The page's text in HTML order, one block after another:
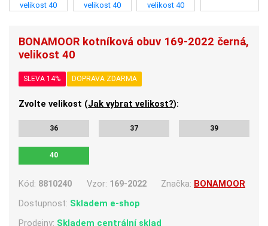
BONAMOOR kotníková obuv 169-2022 černá,
velikost 40
SLEVA 14% DOPRAVA ZDARMA
Zvolte velikost (Jak vybrat velikost?):
36 37 39
40
Kód: 8810240 Vzor: 169-2022 Značka: BONAMOOR
Dostupnost: Skladem e-shop
Prodejny: Skladem centrální sklad